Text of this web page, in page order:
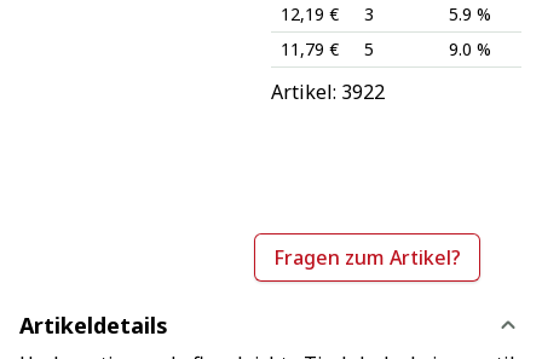
12,19 €
3
5.9 %
11,79 €
5 9.0 %
Artikel: 3922
Fragen zum Artikel?
Artikeldetails